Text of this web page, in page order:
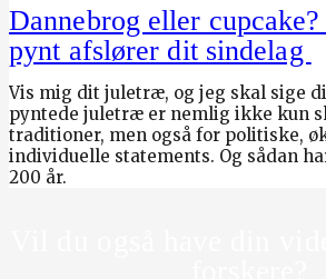
Dannebrog eller
pynt afslører dit sindelag
Vis mig dit juletræ, og jeg skal sige
pyntede juletræ er nemlig ikke kun
traditioner, men også for politiske,
individuelle statements. Og sådan
200 år.